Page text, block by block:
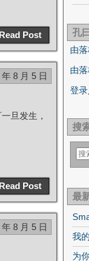
Post
8 月 5 日
旦发生，
Post
8 月 5 日
孔
由
由
登
搜
最
我
为